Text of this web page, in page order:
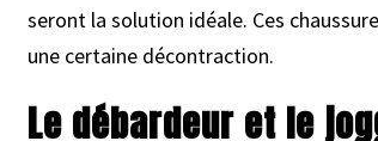
seront la solution idéale. Ces
une certaine décontraction.
Le débardeur et le